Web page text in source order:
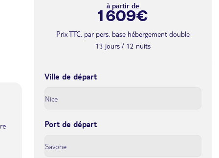
à partir de
1 609€
Prix TTC, par pers. base hébergement double
13 jours / 12 nuits
Ville de départ
Port de départ